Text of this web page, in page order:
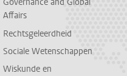
Governance and Global
Affairs
Rechtsgeleerdheid
Sociale Wetenschappen
Wiskunde en